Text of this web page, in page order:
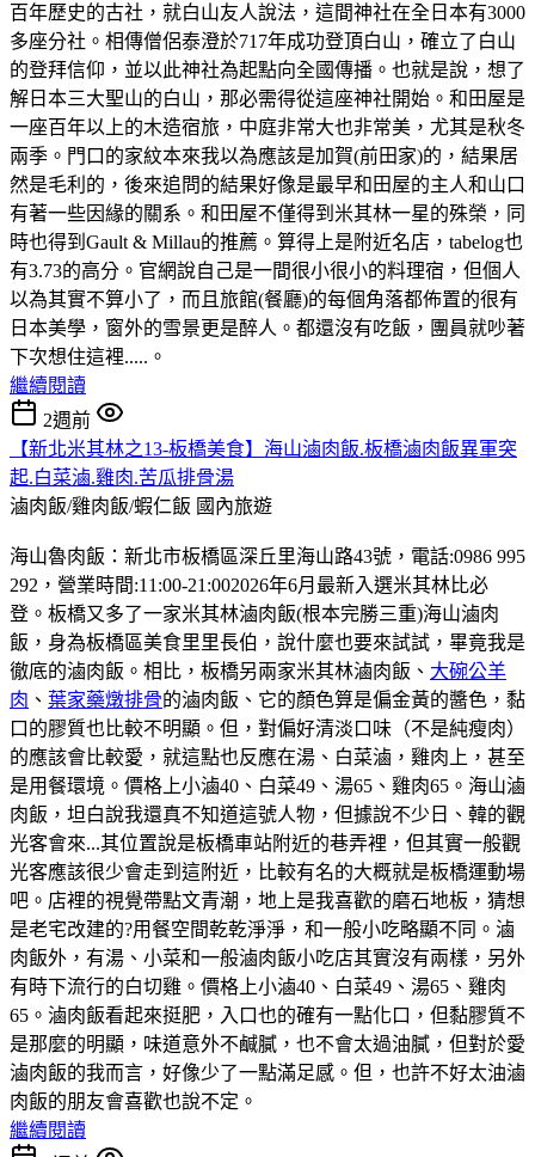
百年歷史的古社，就白山友人說法，這間神社在全日本有3000
多座分社。相傳僧侶泰澄於717年成功登頂白山，確立了白山
的登拜信仰，並以此神社為起點向全國傳播。也就是說，想了
解日本三大聖山的白山，那必需得從這座神社開始。和田屋是
一座百年以上的木造宿旅，中庭非常大也非常美，尤其是秋冬
兩季。門口的家紋本來我以為應該是加賀(前田家)的，結果居
然是毛利的，後來追問的結果好像是最早和田屋的主人和山口
有著一些因緣的關系。和田屋不僅得到米其林一星的殊榮，同
時也得到Gault & Millau的推薦。算得上是附近名店，tabelog也
有3.73的高分。官網說自己是一間很小很小的料理宿，但個人
以為其實不算小了，而且旅館(餐廳)的每個角落都佈置的很有
日本美學，窗外的雪景更是醉人。都還沒有吃飯，團員就吵著
下次想住這裡.....。
繼續閱讀
2週前
【新北米其林之13-板橋美食】海山滷肉飯.板橋滷肉飯異軍突
起.白菜滷.雞肉.苦瓜排骨湯
滷肉飯/雞肉飯/蝦仁飯 國內旅遊
海山魯肉飯：新北市板橋區深丘里海山路43號，電話:0986 995
292，營業時間:11:00-21:002026年6月最新入選米其林比必
登。板橋又多了一家米其林滷肉飯(根本完勝三重)海山滷肉
飯，身為板橋區美食里里長伯，說什麼也要來試試，畢竟我是
徹底的滷肉飯。相比，板橋另兩家米其林滷肉飯、 大碗公羊
肉 、 葉家藥燉排骨的滷肉飯、它的顏色算是偏金黃的醬色，黏
口的膠質也比較不明顯。但，對偏好清淡口味（不是純瘦肉）
的應該會比較愛，就這點也反應在湯、白菜滷，雞肉上，甚至
是用餐環境。價格上小滷40、白菜49、湯65、雞肉65。海山滷
肉飯，坦白說我還真不知道這號人物，但據說不少日、韓的觀
光客會來...其位置說是板橋車站附近的巷弄裡，但其實一般觀
光客應該很少會走到這附近，比較有名的大概就是板橋運動場
吧。店裡的視覺帶點文青潮，地上是我喜歡的磨石地板，猜想
是老宅改建的?用餐空間乾乾淨淨，和一般小吃略顯不同。滷
肉飯外，有湯、小菜和一般滷肉飯小吃店其實沒有兩樣，另外
有時下流行的白切雞。價格上小滷40、白菜49、湯65、雞肉
65。滷肉飯看起來挺肥，入口也的確有一點化口，但黏膠質不
是那麼的明顯，味道意外不鹹膩，也不會太過油膩，但對於愛
滷肉飯的我而言，好像少了一點滿足感。但，也許不好太油滷
肉飯的朋友會喜歡也說不定。
繼續閱讀